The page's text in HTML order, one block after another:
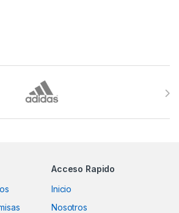
Acceso Rapido
Inicio
Nosotros